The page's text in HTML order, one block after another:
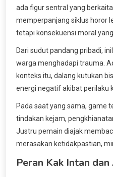
ada figur sentral yang
memperpanjang siklus horor
tetapi konsekuensi moral
Dari sudut pandang pribadi,
warga menghadapi trauma.
konteks itu, dalang kutukan
energi negatif akibat perilaku
Pada saat yang sama, game
tindakan kejam,
Justru pemain diajak
merasakan ketidakpastian,
Peran Kak Intan